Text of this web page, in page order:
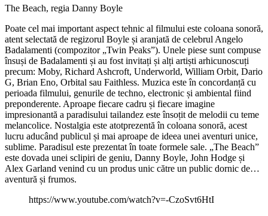
The Beach, regia Danny Boyle
Poate cel mai important aspect tehnic al filmului este coloana sonoră,
atent selectată de regizorul Boyle și aranjată de celebrul Angelo
Badalamenti (compozitor „Twin Peaks”). Unele piese sunt compuse
însuși de Badalamenti și au fost invitați și alți artiști arhicunoscuți
precum: Moby, Richard Ashcroft, Underworld, William Orbit, Dario
G, Brian Eno, Orbital sau Faithless. Muzica este în concordanță cu
perioada filmului, genurile de techno, electronic și ambiental fiind
preponderente. Aproape fiecare cadru și fiecare imagine
impresionantă a paradisului tailandez este însoțit de melodii cu teme
melancolice. Nostalgia este atotprezentă în coloana sonoră, acest
lucru aducând publicul și mai aproape de ideea unei aventuri unice,
sublime. Paradisul este prezentat în toate formele sale. „The Beach”
este dovada unei sclipiri de geniu, Danny Boyle, John Hodge și
Alex Garland venind cu un produs unic către un public dornic de…
aventură și frumos.
https://www.youtube.com/watch?v=-CzoSvt6HtI